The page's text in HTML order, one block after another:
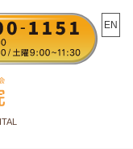
EN